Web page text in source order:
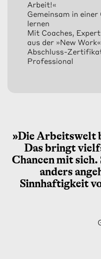
Arbeit!«
Gemeinsam in
lernen
Mit Coaches,
aus der »New
Abschluss-
Professional
»Die Arbeitswelt
Das bringt
Chancen mit
anders
Sinnhaftigkeit